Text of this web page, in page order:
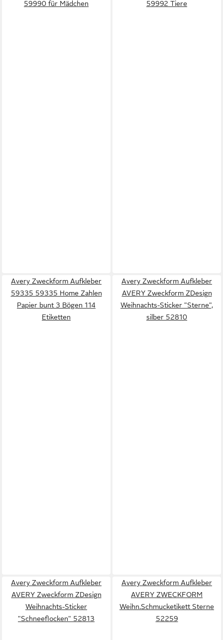
59990 für Mädchen 59992 Tiere
Avery Zweckform Aufkleber
59335 59335 Home Zahlen
Papier bunt 3 Bögen 114
Etiketten
Avery Zweckform Aufkleber
AVERY Zweckform ZDesign
Weihnachts-Sticker "Sterne",
silber 52810
Avery Zweckform Aufkleber
AVERY Zweckform ZDesign
Weihnachts-Sticker
"Schneeflocken" 52813
Avery Zweckform Aufkleber
AVERY ZWECKFORM
Weihn.Schmucketikett Sterne
52259